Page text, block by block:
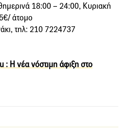
18:00 – 24:00, Κυριακή
άτομο
τηλ: 210 7224737
Η νέα νόστιμη άφιξη στο